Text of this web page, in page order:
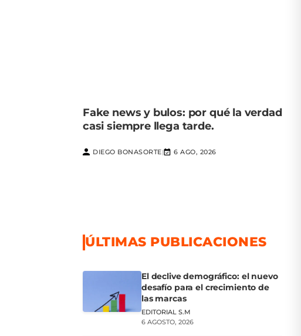
Fake news y bulos: por qué la verdad
casi siempre llega tarde.
DIEGO BONASORTE| 6 AGO, 2026
ÚLTIMAS PUBLICACIONES
El declive demográfico: el nuevo
desafío para el crecimiento de
las marcas
EDITORIAL S.M
6 AGOSTO, 2026